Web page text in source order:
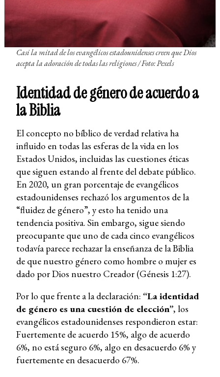
Casi la mitad de los evangélicos estadounidenses creen que Dios
acepta la adoración de todas las religiones/ Foto: Pexels
Identidad de género de acuerdo a
la Biblia
El concepto no bíblico de verdad relativa ha
influido en todas las esferas de la vida en los
Estados Unidos, incluidas las cuestiones éticas
que siguen estando al frente del debate público.
En 2020, un gran porcentaje de evangélicos
estadounidenses rechazó los argumentos de la
“fluidez de género”, y esto ha tenido una
tendencia positiva. Sin embargo, sigue siendo
preocupante que uno de cada cinco evangélicos
todavía parece rechazar la enseñanza de la Biblia
de que nuestro género como hombre o mujer es
dado por Dios nuestro Creador (Génesis 1:27).
Por lo que frente a la declaración: “La identidad
de género es una cuestión de elección”, los
evangélicos estadounidenses respondieron estar:
Fuertemente de acuerdo 15%, algo de acuerdo
6%, no está seguro 6%, algo en desacuerdo 6% y
fuertemente en desacuerdo 67%.